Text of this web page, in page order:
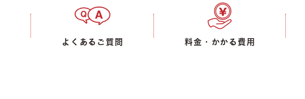
よくあるご質問 料金・かかる費用